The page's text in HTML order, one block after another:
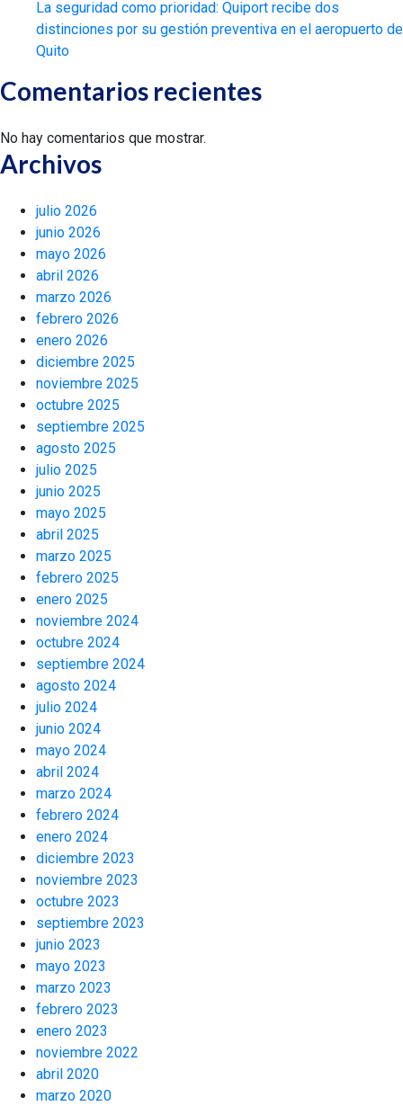
La seguridad como prioridad: Quiport recibe dos
distinciones por su gestión preventiva en el aeropuerto de
Quito
Comentarios recientes
No hay comentarios que mostrar.
Archivos
julio 2026
junio 2026
mayo 2026
abril 2026
marzo 2026
febrero 2026
enero 2026
diciembre 2025
noviembre 2025
octubre 2025
septiembre 2025
agosto 2025
julio 2025
junio 2025
mayo 2025
abril 2025
marzo 2025
febrero 2025
enero 2025
noviembre 2024
octubre 2024
septiembre 2024
agosto 2024
julio 2024
junio 2024
mayo 2024
abril 2024
marzo 2024
febrero 2024
enero 2024
diciembre 2023
noviembre 2023
octubre 2023
septiembre 2023
junio 2023
mayo 2023
marzo 2023
febrero 2023
enero 2023
noviembre 2022
abril 2020
marzo 2020